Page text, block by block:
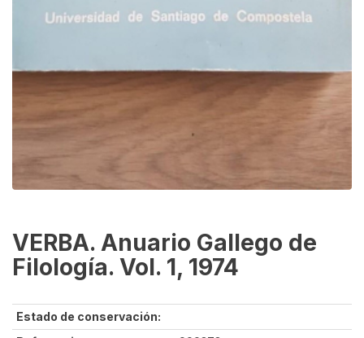
VERBA. Anuario Gallego de
Filología. Vol. 1, 1974
Estado de conservación: